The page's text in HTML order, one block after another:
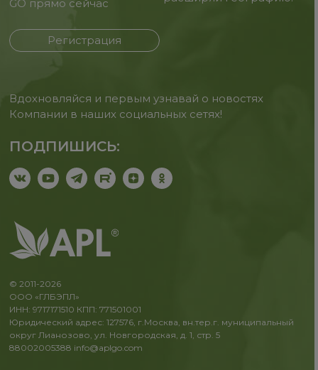
GO прямо сейчас
Регистрация
Вдохновляйся и первым узнавай о новостях
Компании в наших социальных сетях!
ПОДПИШИСЬ:
© 2011-2026
ООО «ГЛБЭПЛ»
ИНН: 9717171510 КПП: 771501001
Юридический адрес: 127576, г.Москва, вн.тер.г. муниципальный
округ Лианозово, ул. Новгородская, д. 1, стр. 5
88002005388 info@aplgo.com